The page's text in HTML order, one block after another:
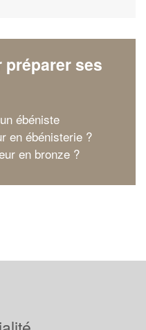
préparer ses
ébéniste
en ébénisterie ?
en bronze ?